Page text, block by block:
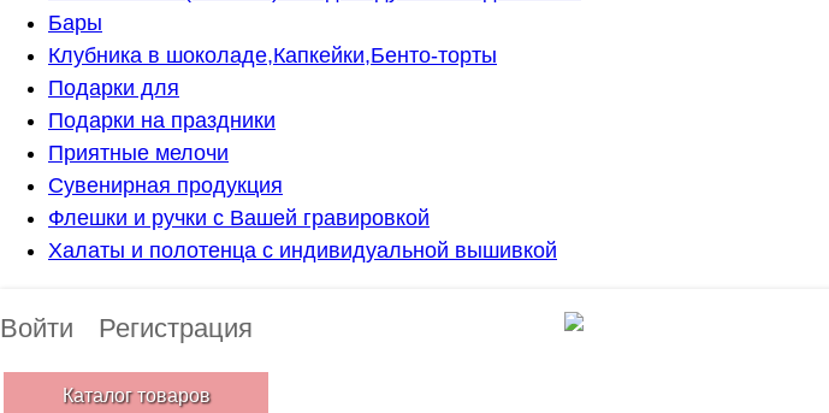
Бары
Клубника в шоколаде,Капкейки,Бенто-торты
Подарки для
Подарки на праздники
Приятные мелочи
Сувенирная продукция
Флешки и ручки с Вашей гравировкой
Халаты и полотенца с индивидуальной вышивкой
Войти Регистрация
Каталог товаров